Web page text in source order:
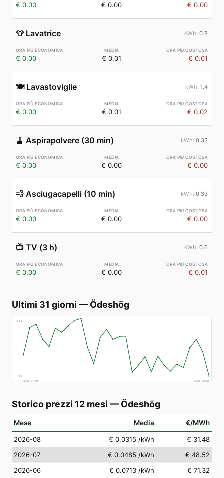
€ 0.00 € 0.00 € 0.00
👕 Lavatrice 0.8
€ 0.00 € 0.01 € 0.01
🍽️ Lavastoviglie 1.4
€ 0.00 € 0.01 € 0.02
🧹 Aspirapolvere (30 min) 0.33
€ 0.00 € 0.00 € 0.00
💨 Asciugacapelli (10 min) 0.33
€ 0.00 € 0.00 € 0.00
📺 TV (3 h) 0.6
€ 0.00 € 0.00 € 0.01
Ultimi 31 giorni — Ödeshög
€83
€7
2026-07-08
2026-08-06
Storico prezzi 12 mesi — Ödeshög
Mese Media €/MWh
2026-08 € 0.0315 /kWh
€ 31.48
2026-07
€ 0.0485 /kWh
€ 48.52
2026-06
€ 0.0713 /kWh
€ 71.32